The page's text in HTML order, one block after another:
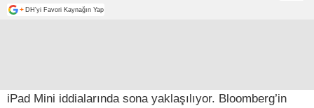
+ DH'yi Favori Kaynağın Yap
iPad Mini iddialarında sona yaklaşılıyor. Bloomberg’in